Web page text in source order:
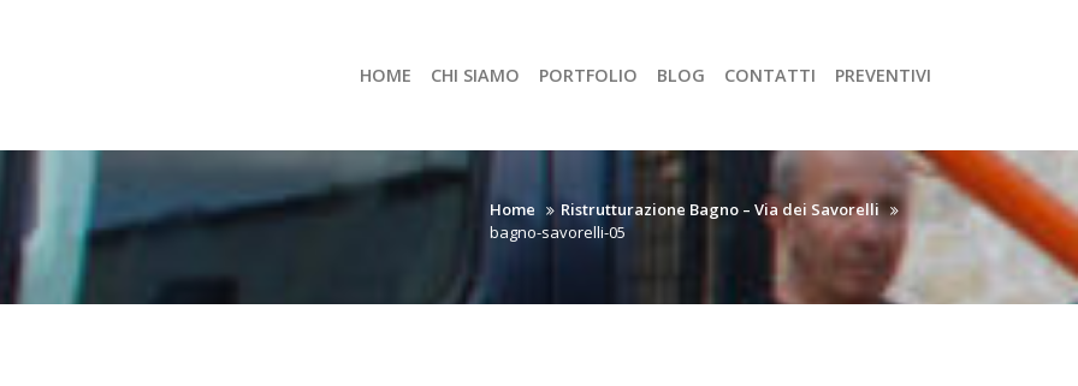
HOME CHI SIAMO PORTFOLIO BLOG CONTATTI PREVENTIVI
Home
Ristrutturazione Bagno – Via dei Savorelli
bagno-savorelli-05